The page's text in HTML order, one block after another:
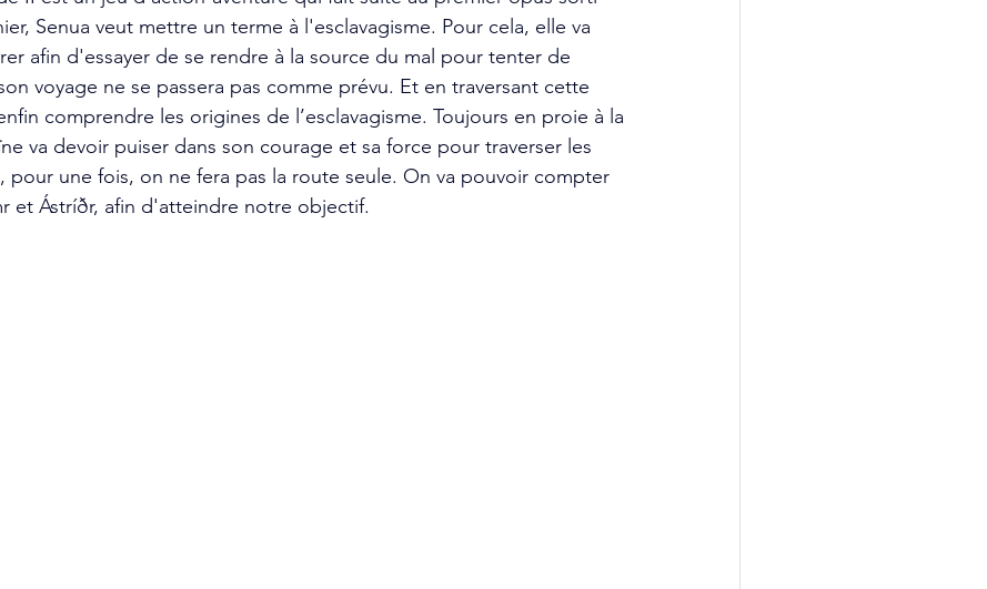
Senua veut mettre un terme à l'esclavagisme. Pour cela, elle va
afin d'essayer de se rendre à la source du mal pour tenter de
voyage ne se passera pas comme prévu. Et en traversant cette
comprendre les origines de l’esclavagisme. Toujours en proie à la
va devoir puiser dans son courage et sa force pour traverser les
pour une fois, on ne fera pas la route seule. On va pouvoir compter
et Ástríðr, afin d'atteindre notre objectif.